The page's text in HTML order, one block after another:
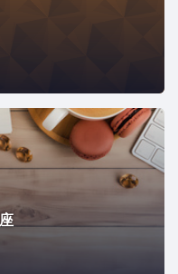
ィング・コピーライティング